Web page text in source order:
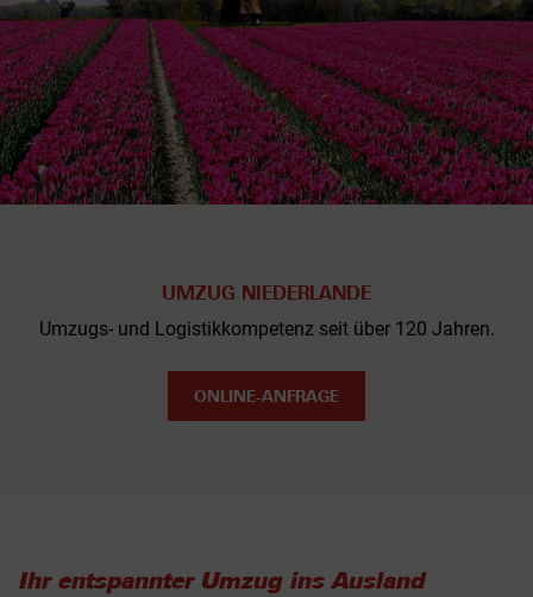
UMZUG NIEDERLANDE
Umzugs- und Logistikkompetenz seit über 120 Jahren.
ONLINE-ANFRAGE
Ihr entspannter Umzug ins Ausland